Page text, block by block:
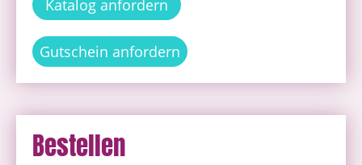
Katalog anfordern
Gutschein anfordern
Bestellen